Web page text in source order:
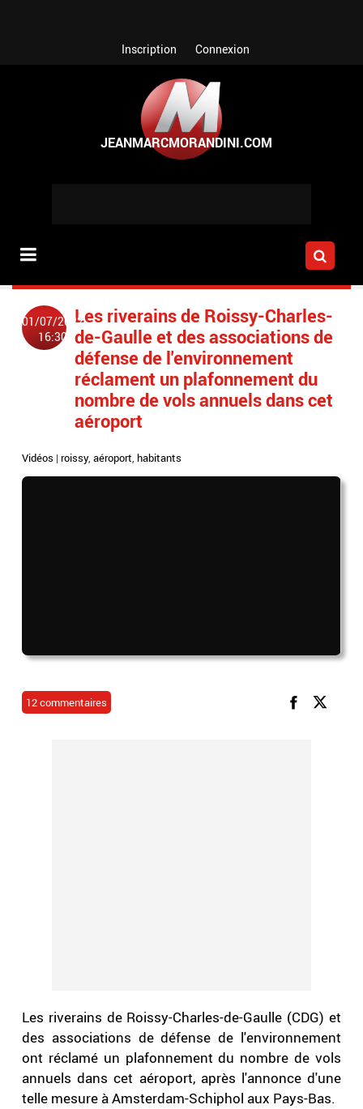
Inscription Connexion
01/07/2022
16:30
Les riverains de Roissy-Charles-
de-Gaulle et des associations de
défense de l'environnement
réclament un plafonnement du
nombre de vols annuels dans cet
aéroport
Vidéos |roissy,aéroport,habitants
12 commentaires
Les riverains de Roissy-Charles-de-Gaulle (CDG) et
des associations de défense de l'environnement
ont réclamé un plafonnement du nombre de vols
annuels dans cet aéroport, après l'annonce d'une
telle mesure à Amsterdam-Schiphol aux Pays-Bas.